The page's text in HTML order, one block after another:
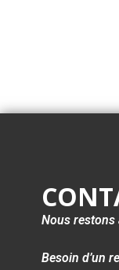
Nous restons
Besoin d’un